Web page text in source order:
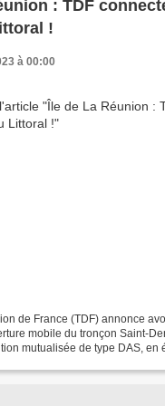
: TDF
!
à 00:00
de France (TDF) annonce
mobile du tronçon Saint-
mutualisée de type DAS, en